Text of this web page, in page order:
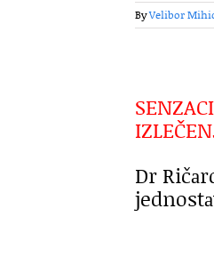
ByVelibor
Dr